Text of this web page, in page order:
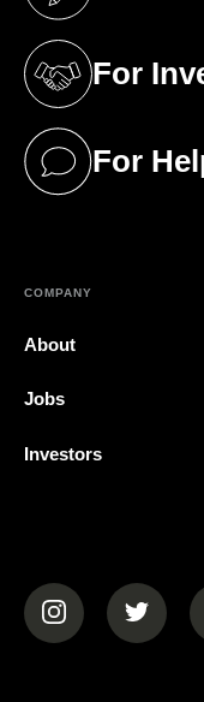
For
(opens in a
For
(opens in a
COMPANY
About
Jobs
Investors
(opens in a new